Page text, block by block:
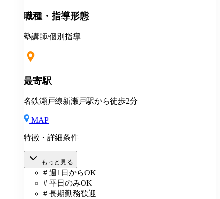
度あり⇒グループ会社の割引制度が使えます！ ＊産
あり(社会人講師で月87時間以上の勤務がある方が対
職種・指導形態
塾講師/個別指導
最寄駅
名鉄瀬戸線新瀬戸駅から徒歩2分
MAP
特徴・詳細条件
もっと見る
# 週1日からOK
# 平日のみOK
# 長期勤務歓迎